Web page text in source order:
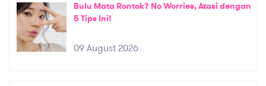
Bulu Mata Rontok? No Worries, Atasi dengan
5 Tips Ini!
09 August 2026